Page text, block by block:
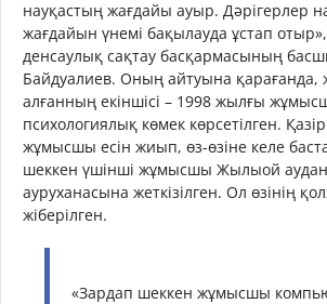
науқастың жағдайы ауыр. Дәрігерлер
жағдайын үнемі бақылауда ұстап
денсаулық сақтау басқармасының
Байдуалиев. Оның айтуына қарағанда,
алғанның екіншісі – 1998 жылғы
психологиялық көмек көрсетілген.
жұмысшы есін жиып, өз-өзіне келе
шеккен үшінші жұмысшы Жылыой
ауруханасына жеткізілген. Ол өзінің
жіберілген.
«Зардап шеккен жұмысшы